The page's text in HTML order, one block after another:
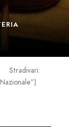
Stradivari: